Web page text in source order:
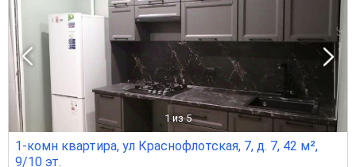
1 из 5
1-комн квартира, ул Краснофлотская, 7, д. 7, 42 м²,
9/10 эт.